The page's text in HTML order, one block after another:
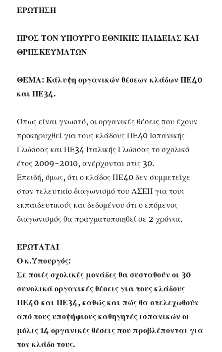
ΕΡΩΤΗΣΗ
ΠΡΟΣ ΤΟΝ ΥΠΟΥΡΓΟ ΕΘΝΙΚΗΣ ΠΑΙΔΕΙΑΣ ΚΑΙ
ΘΡΗΣΚΕΥΜΑΤΩΝ
ΘΕΜΑ: Κάλυψη οργανικών θέσεων κλάδων ΠΕ40
και ΠΕ34.
Όπως είναι γνωστό, οι οργανικές θέσεις που έχουν
προκηρυχθεί για τους κλάδους ΠΕ40 Ισπανικής
Γλώσσας και ΠΕ34 Ιταλικής Γλώσσας το σχολικό
έτος 2009-2010, ανέρχονται στις 30.
Επειδή, όμως, ότι ο κλάδος ΠΕ40 δεν συμμετείχε
στον τελευταίο διαγωνισμό του ΑΣΕΠ για τους
εκπαιδευτικούς και δεδομένου ότι ο επόμενος
διαγωνισμός θα πραγματοποιηθεί σε 2 χρόνια.
ΕΡΩΤΑΤΑΙ
Ο κ.Υπουργός:
Σε ποιές σχολικές μονάδες θα συσταθούν οι 30
συνολικά οργανικές θέσεις για τους κλάδους
ΠΕ40 και ΠΕ34, καθώς και πώς θα στελεχωθούν
από τους υποψήφιους καθηγητές ισπανικών οι
μόλις 14 οργανικές θέσεις που προβλέπονται για
τον κλάδο τους.